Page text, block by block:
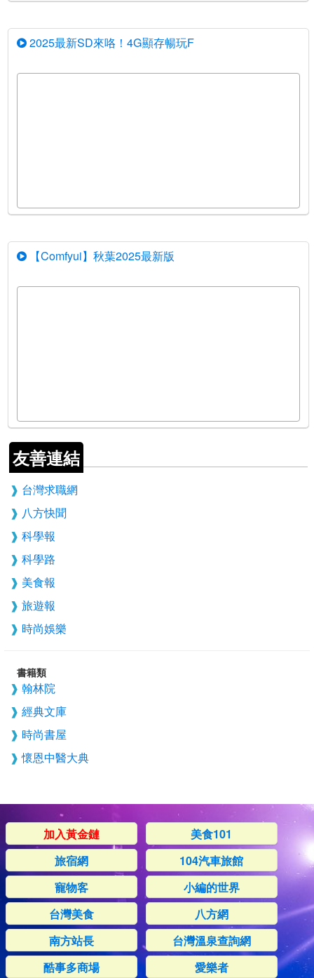
2025最新SD來咯！4G顯存暢玩F
【Comfyui】秋葉2025最新版
友善連結
台灣求職網
八方快聞
科學報
科學路
美食報
旅遊報
時尚娛樂
書籍類
翰林院
經典文庫
時尚書屋
懷恩中醫大典
加入黃金鏈
美食101
旅宿網
104汽車旅館
寵物客
小編的世界
台灣美食
八方網
南方站長
台灣溫泉查詢網
酷事多商場
愛樂者